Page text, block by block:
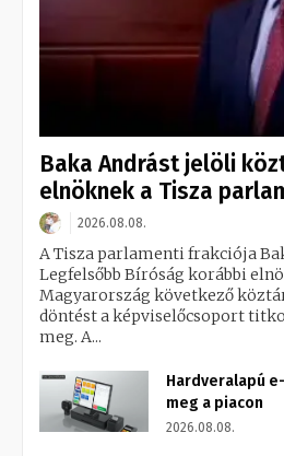
Baka Andrást jelöli
elnöknek a Tisza
2026.08.08.
A Tisza parlamenti frakciója
Legfelsőbb Bíróság korábbi
Magyarország következő
döntést a képviselőcsoport
meg. A...
Hardveralapú
meg a piacon
2026.08.08.